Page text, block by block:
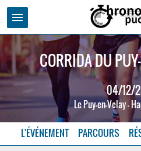
menu
CORRIDA DU
04/12/
Le Puy-en-Velay -
L'ÉVÉNEMENT PARCOURS